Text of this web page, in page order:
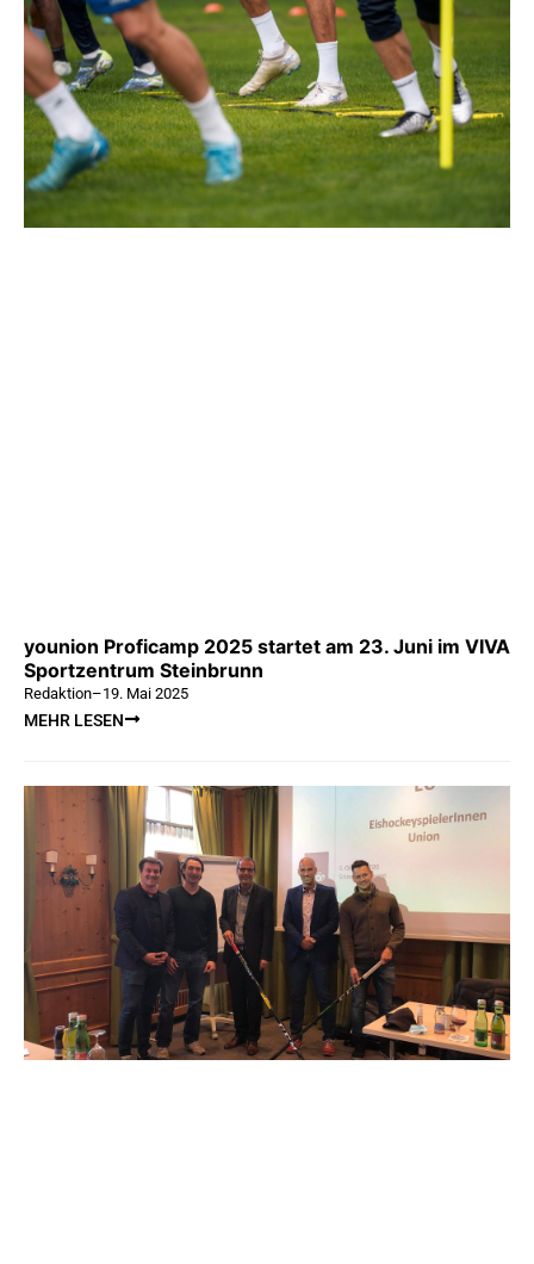
younion Proficamp 2025 startet am 23. Juni im VIVA
Sportzentrum Steinbrunn
Redaktion–19. Mai 2025
MEHR LESEN